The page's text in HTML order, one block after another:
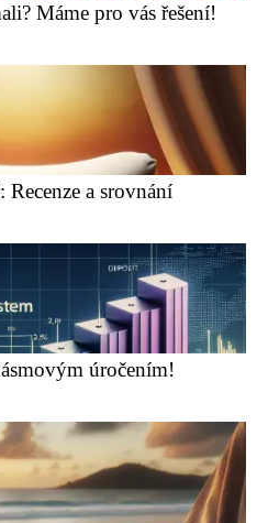
Máme pro vás řešení!
Recenze a srovnání
úročením!